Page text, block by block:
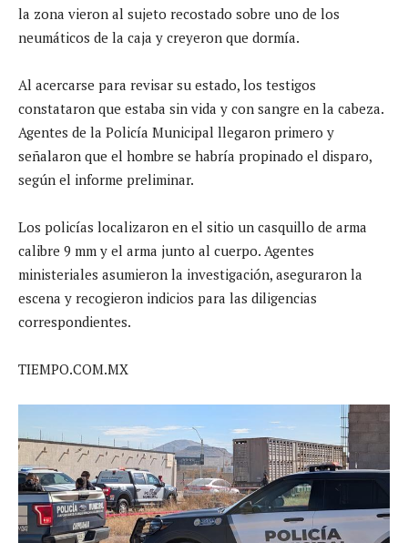
la zona vieron al sujeto recostado sobre uno de los
neumáticos de la caja y creyeron que dormía.
Al acercarse para revisar su estado, los testigos
constataron que estaba sin vida y con sangre en la cabeza.
Agentes de la Policía Municipal llegaron primero y
señalaron que el hombre se habría propinado el disparo,
según el informe preliminar.
Los policías localizaron en el sitio un casquillo de arma
calibre 9 mm y el arma junto al cuerpo. Agentes
ministeriales asumieron la investigación, aseguraron la
escena y recogieron indicios para las diligencias
correspondientes.
TIEMPO.COM.MX